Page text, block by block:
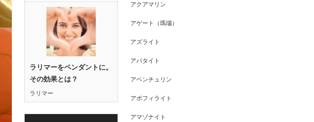
ラリマーをペンダントに。
その効果とは？
ラリマー
アクアマリン
アゲート（瑪瑙）
アズライト
アパタイト
アベンチュリン
アポフィライト
アマゾナイト